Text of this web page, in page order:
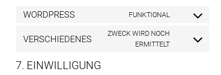
WORDPRESS FUNKTIONAL
CONSENT
SERVICE
VERSCHIEDENES
ZWECK WIRD NOCH
ERMITTELT
CONSENT
7. EINWILLIGUNG